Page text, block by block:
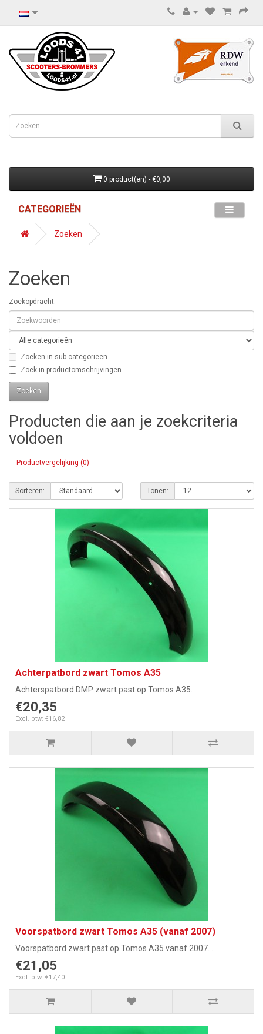
0 product(en) - €0,00
CATEGORIEËN
Zoeken
Zoeken
Zoekopdracht:
Zoeken in sub-categorieën
Zoek in productomschrijvingen
Producten die aan je zoekcriteria
voldoen
Productvergelijking (0)
Sorteren: Tonen:
Achterpatbord zwart Tomos A35
Achterspatbord DMP zwart past op Tomos A35. ..
€20,35
Excl. btw: €16,82
Voorspatbord zwart Tomos A35 (vanaf 2007)
Voorspatbord zwart past op Tomos A35 vanaf 2007. ..
€21,05
Excl. btw: €17,40